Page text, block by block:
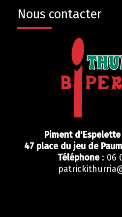
Nous contacter
Piment
47 place du jeu de
Téléphone: 06